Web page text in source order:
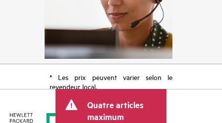
* Les prix peuvent varier selon le
revendeur local.
Quatre articles
maximum